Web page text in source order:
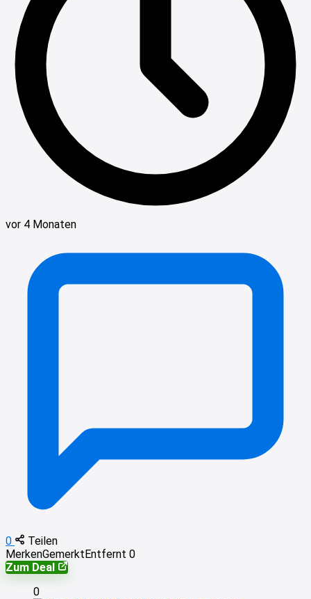
vor 4 Monaten
0
Teilen
MerkenGemerktEntfernt 0
Zum Deal
0